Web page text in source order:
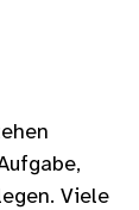
Viele